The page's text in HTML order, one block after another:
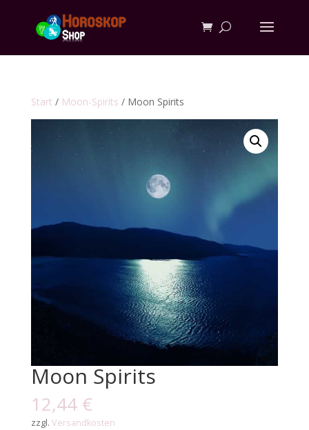
Start / Moon-Spirits / Moon Spirits
Moon Spirits
12,44 €
zzgl. Versandkosten